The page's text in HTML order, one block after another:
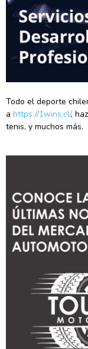
Todo el deporte
a https://1wins.cl/,
tenis, y muchos más.